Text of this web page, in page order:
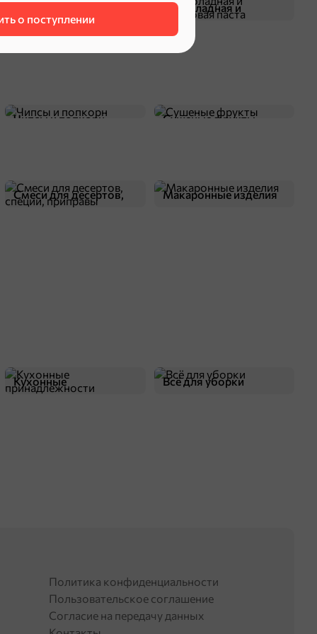
о поступлении
Шоколадная и
Чипсы и попкорн Сушеные фрукты
Смеси для десертов,
специи, приправы
Макаронные изделия
Кухонные
принадлежности
Всё для уборки
Политика конфиденциальности
Пользовательское соглашение
Согласие на передачу данных